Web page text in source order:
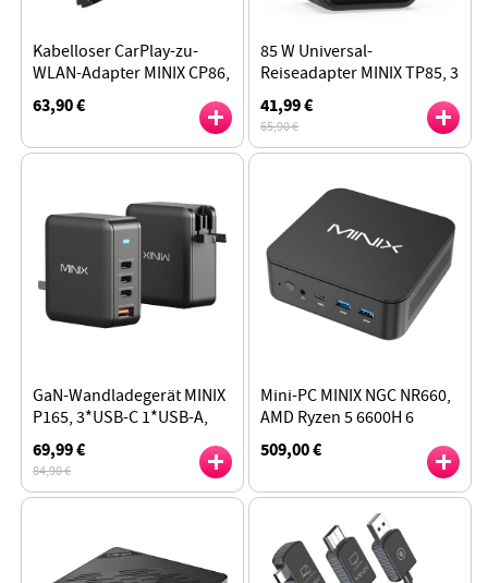
Kabelloser CarPlay-zu-
WLAN-Adapter MINIX CP86,
automatische
Wiederverbindung
63,90 €
85 W Universal-
Reiseadapter MINIX TP85, 3
USB-C, 2 USB-A
41,99 €
65,90 €
GaN-Wandladegerät MINIX
P165, 3*USB-C 1*USB-A,
klappbarer Stecker
69,99 €
84,90 €
Mini-PC MINIX NGC NR660,
AMD Ryzen 5 6600H 6
Kerne max. 4,5 GHz, 16 GB
RAM, 512 GB SSD, mit
509,00 €